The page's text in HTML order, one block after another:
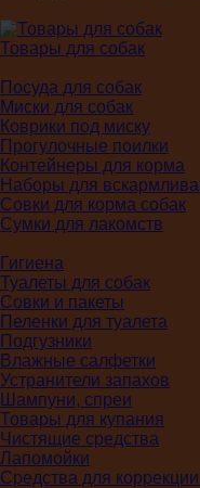
Товары для собак
Посуда для собак
Миски для собак
Коврики под миску
Прогулочные поилки
Контейнеры для корма
Наборы для
Совки для корма собак
Сумки для лакомств
Гигиена
Туалеты для собак
Совки и пакеты
Пеленки для туалета
Подгузники
Влажные салфетки
Устранители запахов
Шампуни, спреи
Товары для купания
Чистящие средства
Лапомойки
Средства для